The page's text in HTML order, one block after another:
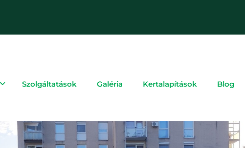
Szolgáltatások Galéria Kertalapítások Blog